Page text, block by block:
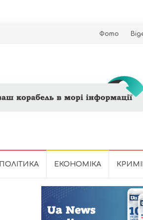
Skip
Фото
ПОЛІТИКА ЕКОНОМІКА